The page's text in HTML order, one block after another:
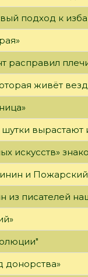
подход к
расправил
живёт
вырастают
искусств»
и
из писателей
донорства»